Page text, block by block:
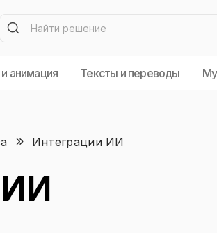
анимация Тексты и переводы
Интеграции ИИ